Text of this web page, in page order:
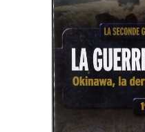
WELFARE
ENTERTAINMENT